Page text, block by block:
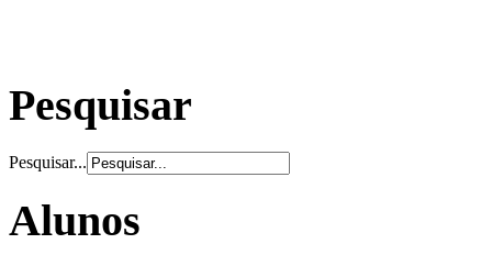
Pesquisar
Pesquisar...
Alunos